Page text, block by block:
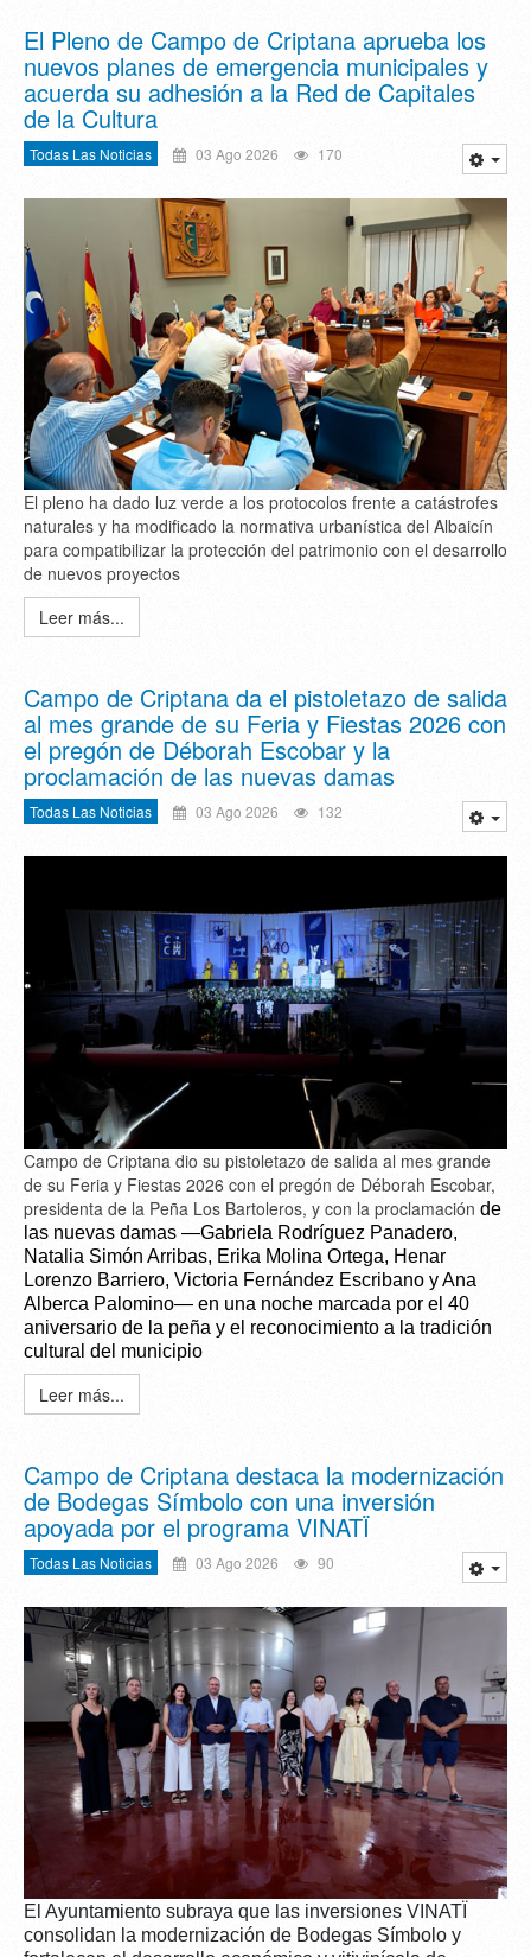
El Pleno de Campo de Criptana aprueba los
nuevos planes de emergencia municipales y
acuerda su adhesión a la Red de Capitales
de la Cultura
Todas Las Noticias 03 Ago 2026 170
El pleno ha dado luz verde a los protocolos frente a catástrofes
naturales y ha modificado la normativa urbanística del Albaicín
para compatibilizar la protección del patrimonio con el desarrollo
de nuevos proyectos
Leer más...
Campo de Criptana da el pistoletazo de salida
al mes grande de su Feria y Fiestas 2026 con
el pregón de Déborah Escobar y la
proclamación de las nuevas damas
Todas Las Noticias 03 Ago 2026 132
Campo de Criptana dio su pistoletazo de salida al mes grande
de su Feria y Fiestas 2026 con el pregón de Déborah Escobar,
presidenta de la Peña Los Bartoleros, y con la proclamación de
las nuevas damas —Gabriela Rodríguez Panadero,
Natalia Simón Arribas, Erika Molina Ortega, Henar
Lorenzo Barriero, Victoria Fernández Escribano y Ana
Alberca Palomino— en una noche marcada por el 40
aniversario de la peña y el reconocimiento a la tradición
cultural del municipio
Leer más...
Campo de Criptana destaca la modernización
de Bodegas Símbolo con una inversión
apoyada por el programa VINATÏ
Todas Las Noticias 03 Ago 2026 90
El Ayuntamiento subraya que las inversiones VINATÏ
consolidan la modernización de Bodegas Símbolo y